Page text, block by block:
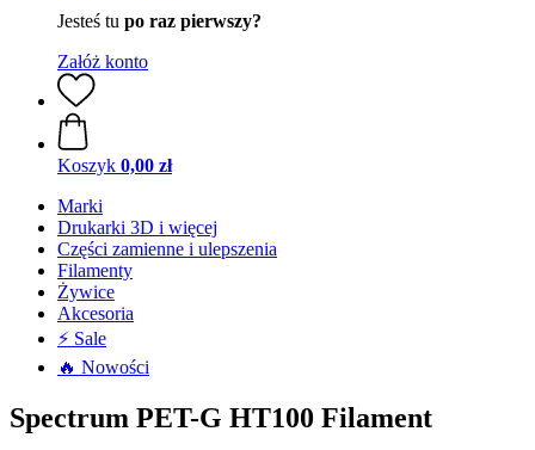
Jesteś tu po raz pierwszy?
Załóż konto
Koszyk 0,00 zł
Marki
Drukarki 3D i więcej
Części zamienne i ulepszenia
Filamenty
Żywice
Akcesoria
⚡ Sale
🔥 Nowości
Spectrum PET-G HT100 Filament